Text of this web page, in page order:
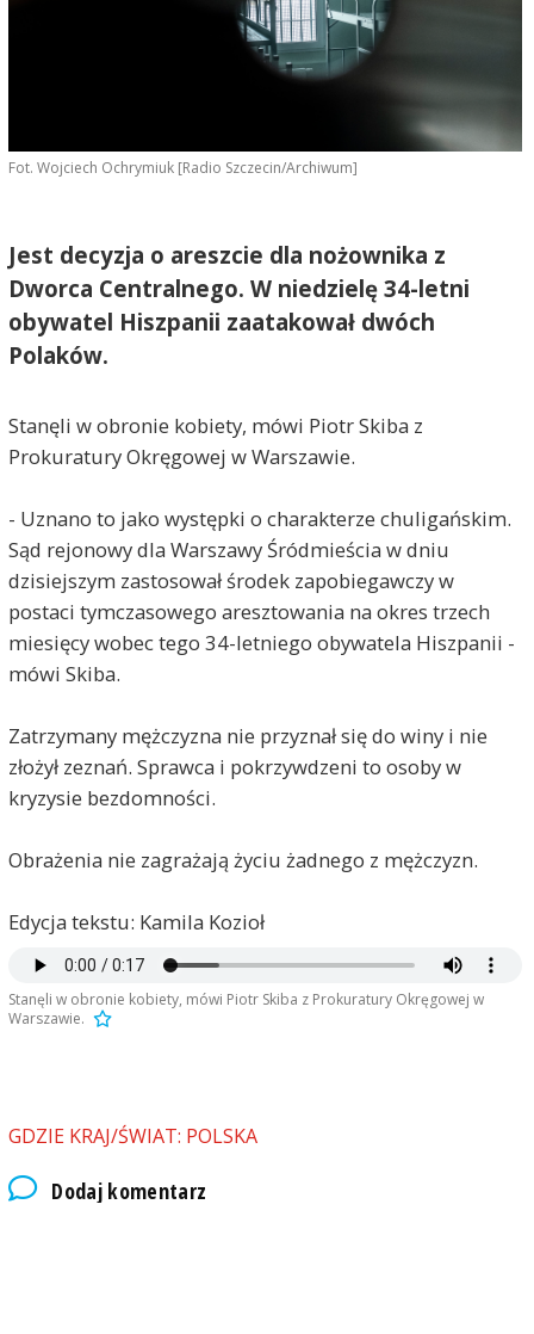
Fot. Wojciech Ochrymiuk [Radio Szczecin/Archiwum]
Jest decyzja o areszcie dla nożownika z
Dworca Centralnego. W niedzielę 34-letni
obywatel Hiszpanii zaatakował dwóch
Polaków.
Stanęli w obronie kobiety, mówi Piotr Skiba z
Prokuratury Okręgowej w Warszawie.
- Uznano to jako występki o charakterze chuligańskim.
Sąd rejonowy dla Warszawy Śródmieścia w dniu
dzisiejszym zastosował środek zapobiegawczy w
postaci tymczasowego aresztowania na okres trzech
miesięcy wobec tego 34-letniego obywatela Hiszpanii -
mówi Skiba.
Zatrzymany mężczyzna nie przyznał się do winy i nie
złożył zeznań. Sprawca i pokrzywdzeni to osoby w
kryzysie bezdomności.
Obrażenia nie zagrażają życiu żadnego z mężczyzn.
Edycja tekstu: Kamila Kozioł
Stanęli w obronie kobiety, mówi Piotr Skiba z Prokuratury Okręgowej w
Warszawie.
GDZIE KRAJ/ŚWIAT: POLSKA
Dodaj komentarz